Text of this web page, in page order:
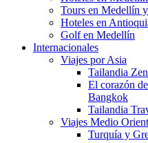
Tours en Medellín
Hoteles en
Golf en Medellín
Internacionales
Viajes por Asia
Tailandia
El corazón
Bangkok
Tailandia
Viajes Medio
Turquía y